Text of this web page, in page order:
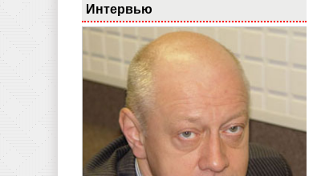
Интервью